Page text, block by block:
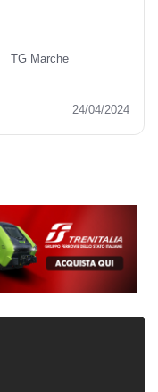
TG Marche
24/04/2024